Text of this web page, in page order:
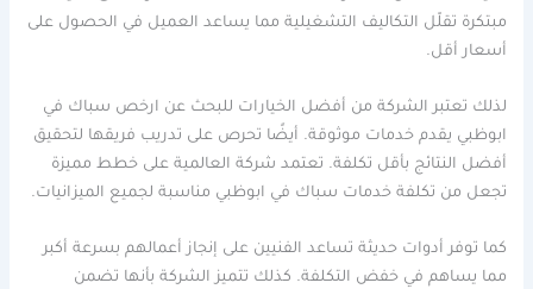
مبتكرة تقلّل التكاليف التشغيلية مما يساعد العميل في الحصول على
أسعار أقل.
لذلك تعتبر الشركة من أفضل الخيارات للبحث عن ارخص سباك في
ابوظبي يقدم خدمات موثوقة. أيضًا تحرص على تدريب فريقها لتحقيق
أفضل النتائج بأقل تكلفة. تعتمد شركة العالمية على خطط مميزة
تجعل من تكلفة خدمات سباك في ابوظبي مناسبة لجميع الميزانيات.
كما توفر أدوات حديثة تساعد الفنيين على إنجاز أعمالهم بسرعة أكبر
مما يساهم في خفض التكلفة. كذلك تتميز الشركة بأنها تضمن